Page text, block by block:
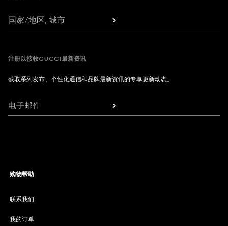
国家/地区, 城市
注册以接收GUCCI最新资讯
获取系列发布、个性化通信和品牌最新资讯的专享更新动态。
电子邮件
购物帮助
联系我们
我的订单